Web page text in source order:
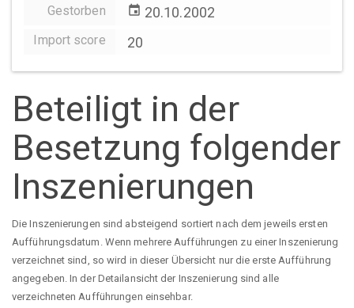
Gestorben event 20.10.2002
Import score 20
Beteiligt in der
Besetzung folgender
Inszenierungen
Die Inszenierungen sind absteigend sortiert nach dem jeweils ersten
Aufführungsdatum. Wenn mehrere Aufführungen zu einer Inszenierung
verzeichnet sind, so wird in dieser Übersicht nur die erste Aufführung
angegeben. In der Detailansicht der Inszenierung sind alle
verzeichneten Aufführungen einsehbar.